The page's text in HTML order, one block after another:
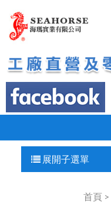
展開子選單
首頁